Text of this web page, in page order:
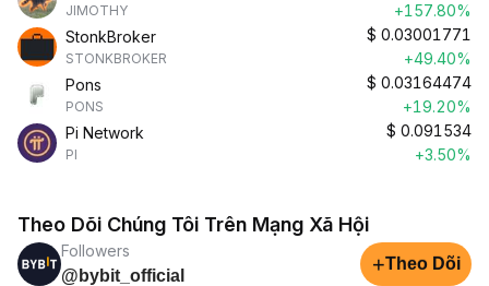
JIMOTHY
+157.80%
StonkBroker
STONKBROKER
$ 0.03001771
+49.40%
Pons
PONS
$ 0.03164474
+19.20%
Pi Network
PI
$ 0.091534
+3.50%
Theo Dõi Chúng Tôi Trên Mạng Xã Hội
Followers
@bybit_official
+Theo Dõi